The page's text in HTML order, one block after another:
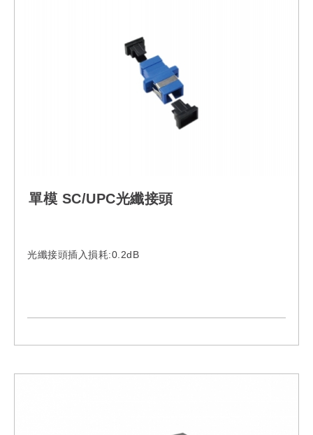
單模 SC/UPC光纖接頭
光纖接頭插入損耗:0.2dB